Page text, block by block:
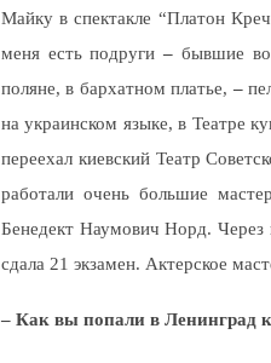
Майку в спектакле “Платон
меня есть подруги– бывшие
поляне, в бархатном платье, –
на украинском языке, в Театре
переехал киевский Театр
работали очень большие
Бенедект Наумович Норд. Через
сдала 21 экзамен. Актерское
– Как вы попали в Ленинград к